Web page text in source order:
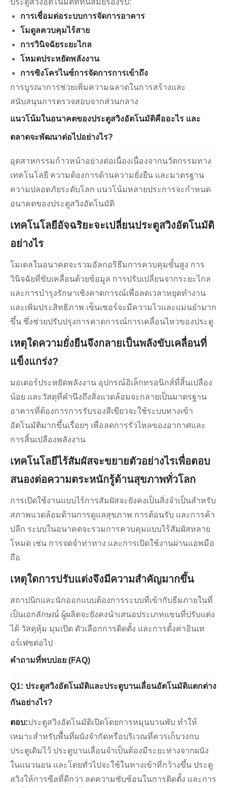
ประตูสวิงอัตโนมัติที่ทันสมัยรองรับ:
การเชื่อมต่อระบบการจัดการอาคาร
โมดูลควบคุมไร้สาย
การวินิจฉัยระยะไกล
โหมดประหยัดพลังงาน
การซิงโครไนซ์การจัดการการเข้าถึง
การบูรณาการช่วยเพิ่มความฉลาดในการสร้างและ
สนับสนุนการตรวจสอบจากส่วนกลาง
แนวโน้มในอนาคตของประตูสวิงอัตโนมัติคืออะไร และ
ตลาดจะพัฒนาต่อไปอย่างไร?
อุตสาหกรรมก้าวหน้าอย่างต่อเนื่องเนื่องจากนวัตกรรมทาง
เทคโนโลยี ความต้องการด้านความยั่งยืน และมาตรฐาน
ความปลอดภัยระดับโลก แนวโน้มหลายประการจะกำหนด
อนาคตของประตูสวิงอัตโนมัติ
เทคโนโลยีอัจฉริยะจะเปลี่ยนประตูสวิงอัตโนมัติ
อย่างไร
โมเดลในอนาคตจะรวมอัลกอริธึมการควบคุมขั้นสูง การ
วินิจฉัยที่ขับเคลื่อนด้วยข้อมูล การปรับเปลี่ยนจากระยะไกล
และการบำรุงรักษาเชิงคาดการณ์เพื่อลดเวลาหยุดทำงาน
และเพิ่มประสิทธิภาพ เซ็นเซอร์จะมีความไวและแม่นยำมาก
ขึ้น ซึ่งช่วยปรับปรุงการคาดการณ์การเคลื่อนไหวของประตู
เหตุใดความยั่งยืนจึงกลายเป็นพลังขับเคลื่อนที่
แข็งแกร่ง?
มอเตอร์ประหยัดพลังงาน อุปกรณ์อิเล็กทรอนิกส์ที่สิ้นเปลือง
น้อย และวัสดุที่คำนึงถึงสิ่งแวดล้อมจะกลายเป็นมาตรฐาน
อาคารที่ต้องการการรับรองสีเขียวจะใช้ระบบทางเข้า
อัตโนมัติมากขึ้นเรื่อยๆ เพื่อลดการรั่วไหลของอากาศและ
การสิ้นเปลืองพลังงาน
เทคโนโลยีไร้สัมผัสจะขยายตัวอย่างไรเพื่อตอบ
สนองต่อความตระหนักรู้ด้านสุขภาพทั่วโลก
การเปิดใช้งานแบบไร้การสัมผัสจะยังคงเป็นสิ่งจำเป็นสำหรับ
สภาพแวดล้อมด้านการดูแลสุขภาพ การต้อนรับ และการค้า
ปลีก ระบบในอนาคตจะรวมการควบคุมแบบไร้สัมผัสหลาย
โหมด เช่น การจดจำท่าทาง และการเปิดใช้งานผ่านแอพมือ
ถือ
เหตุใดการปรับแต่งจึงมีความสำคัญมากขึ้น
สถาปนิกและนักออกแบบต้องการระบบที่เข้ากับธีมภายในที่
เป็นเอกลักษณ์ ผู้ผลิตจะยังคงนำเสนอประเภทแขนที่ปรับแต่ง
ได้ วัสดุหุ้ม มุมเปิด ตัวเลือกการติดตั้ง และการตั้งค่าอินเท
อร์เฟซต่อไป
คำถามที่พบบ่อย (FAQ)
Q1: ประตูสวิงอัตโนมัติและประตูบานเลื่อนอัตโนมัติแตกต่าง
กันอย่างไร?
ตอบ:ประตูสวิงอัตโนมัติเปิดโดยการหมุนบานพับ ทำให้
เหมาะสำหรับพื้นที่ผนังจำกัดหรือบริเวณที่ควรเก็บวงกบ
ประตูเดิมไว้ ประตูบานเลื่อนจำเป็นต้องมีระยะห่างจากผนัง
ในแนวนอน และโดยทั่วไปจะใช้ในทางเข้าที่กว้างขึ้น ประตู
สวิงให้การซีลที่ดีกว่า ลดความซับซ้อนในการติดตั้ง และการ